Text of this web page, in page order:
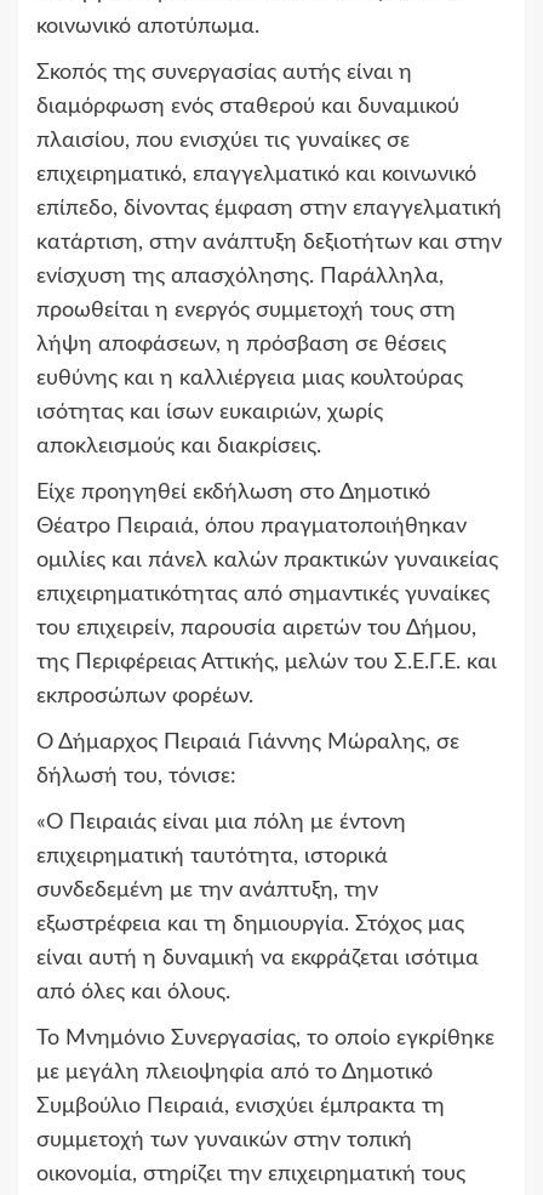
κοινωνικό αποτύπωμα.
Σκοπός της συνεργασίας αυτής είναι η
διαμόρφωση ενός σταθερού και δυναμικού
πλαισίου, που ενισχύει τις γυναίκες σε
επιχειρηματικό, επαγγελματικό και κοινωνικό
επίπεδο, δίνοντας έμφαση στην επαγγελματική
κατάρτιση, στην ανάπτυξη δεξιοτήτων και στην
ενίσχυση της απασχόλησης. Παράλληλα,
προωθείται η ενεργός συμμετοχή τους στη
λήψη αποφάσεων, η πρόσβαση σε θέσεις
ευθύνης και η καλλιέργεια μιας κουλτούρας
ισότητας και ίσων ευκαιριών, χωρίς
αποκλεισμούς και διακρίσεις.
Είχε προηγηθεί εκδήλωση στο Δημοτικό
Θέατρο Πειραιά, όπου πραγματοποιήθηκαν
ομιλίες και πάνελ καλών πρακτικών γυναικείας
επιχειρηματικότητας από σημαντικές γυναίκες
του επιχειρείν, παρουσία αιρετών του Δήμου,
της Περιφέρειας Αττικής, μελών του Σ.Ε.Γ.Ε. και
εκπροσώπων φορέων.
Ο Δήμαρχος Πειραιά Γιάννης Μώραλης, σε
δήλωσή του, τόνισε:
«Ο Πειραιάς είναι μια πόλη με έντονη
επιχειρηματική ταυτότητα, ιστορικά
συνδεδεμένη με την ανάπτυξη, την
εξωστρέφεια και τη δημιουργία. Στόχος μας
είναι αυτή η δυναμική να εκφράζεται ισότιμα
από όλες και όλους.
Το Μνημόνιο Συνεργασίας, το οποίο εγκρίθηκε
με μεγάλη πλειοψηφία από το Δημοτικό
Συμβούλιο Πειραιά, ενισχύει έμπρακτα τη
συμμετοχή των γυναικών στην τοπική
οικονομία, στηρίζει την επιχειρηματική τους